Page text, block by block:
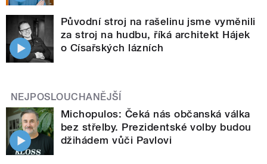
Původní stroj na rašelinu jsme vyměnili
za stroj na hudbu, říká architekt Hájek
o Císařských lázních
NEJPOSLOUCHANĚJŠÍ
Michopulos: Čeká nás občanská válka
bez střelby. Prezidentské volby budou
džihádem vůči Pavlovi